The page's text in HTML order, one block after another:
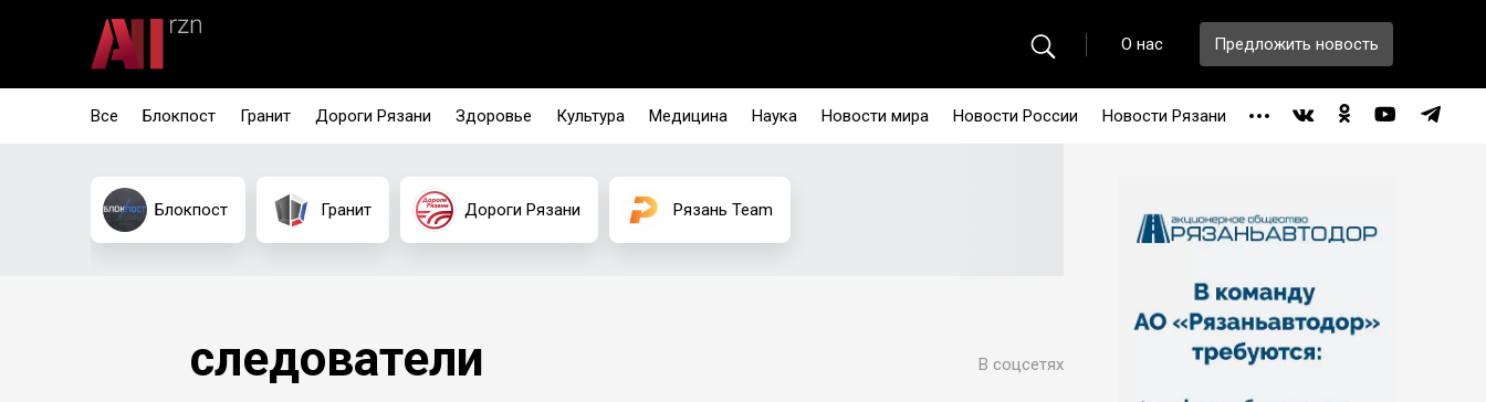
О нас Предложить новость
Все Блокпост Гранит Дороги Рязани Здоровье Культура Медицина Наука Новости мира Новости России Новости Рязани
Блокпост Гранит Дороги Рязани Рязань Team
следователи В соцсетях